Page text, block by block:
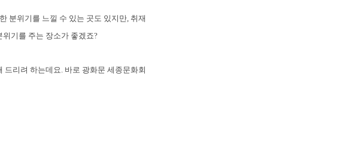
분위기를 느낄 수 있는 곳도 있지만, 취재
기를 주는 장소가 좋겠죠?
리려 하는데요. 바로 광화문 세종문화회